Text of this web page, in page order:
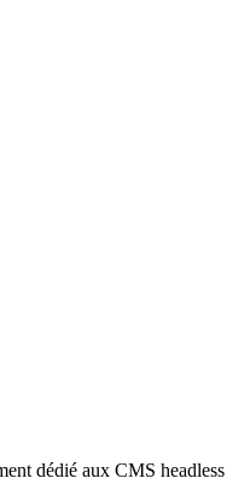
dédié aux CMS headless